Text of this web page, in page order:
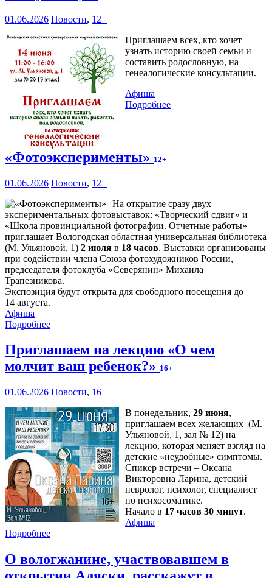
01.06.2026 Новости, 12+
Приглашаем всех, кто хочет
узнать историю своей семьи и
составить родословную, на
генеалогические консультации.
Афиша
Подробнее
«Фотоэксперименты» 12+
01.06.2026 Новости, 12+
На открытие сразу двух
экспериментальных фотовыставок: «Творческий сдвиг» и
«Школа провинциальной фотографии. Отчетные работы»
приглашает Вологодская областная универсальная библиотека
(М. Ульяновой, 1) 2 июля в 18 часов. Выставки организованы
при содействии члена Союза фотохудожников России,
председателя фотоклуба «Северянин» Михаила
Трапезникова.
Экспозиция будут открыта для свободного посещения до
14 августа.
Афиша
Подробнее
Приглашаем на лекцию «О чем
молчит ваш ребенок?» 16+
01.06.2026 Новости, 16+
В понедельник, 29 июня,
приглашаем всех желающих (М.
Ульяновой, 1, зал № 12) на
лекцию, которая меняет взгляд на
детские «неудобные» симптомы.
Спикер встречи – Оксана
Викторовна Ларина, детский
невролог, психолог, специалист
по психосоматике.
Начало в 17 часов 30 минут.
Афиша
Подробнее
О вологжанине, участвовавшем в